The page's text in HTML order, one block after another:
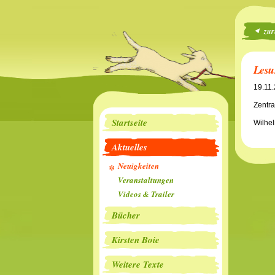
Startseite
Aktuelles
Neuigkeiten
Veranstaltungen
Videos & Trailer
Bücher
Kirsten Boie
Weitere Texte